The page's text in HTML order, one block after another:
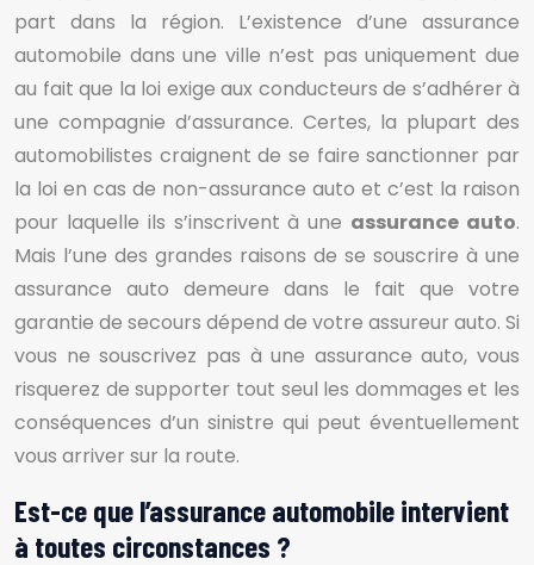
part dans la région. L’existence d’une assurance
automobile dans une ville n’est pas uniquement due
au fait que la loi exige aux conducteurs de s’adhérer à
une compagnie d’assurance. Certes, la plupart des
automobilistes craignent de se faire sanctionner par
la loi en cas de non-assurance auto et c’est la raison
pour laquelle ils s’inscrivent à une assurance auto.
Mais l’une des grandes raisons de se souscrire à une
assurance auto demeure dans le fait que votre
garantie de secours dépend de votre assureur auto. Si
vous ne souscrivez pas à une assurance auto, vous
risquerez de supporter tout seul les dommages et les
conséquences d’un sinistre qui peut éventuellement
vous arriver sur la route.
Est-ce que l’assurance automobile intervient
à toutes circonstances ?